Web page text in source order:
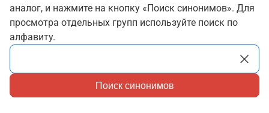
аналог, и нажмите на кнопку «Поиск синонимов». Для
просмотра отдельных групп используйте поиск по
алфавиту.
Поиск синонимов